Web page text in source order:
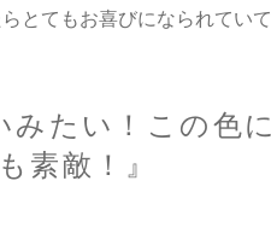
とてもお喜びになられていて
みたい！この色に
素敵！』